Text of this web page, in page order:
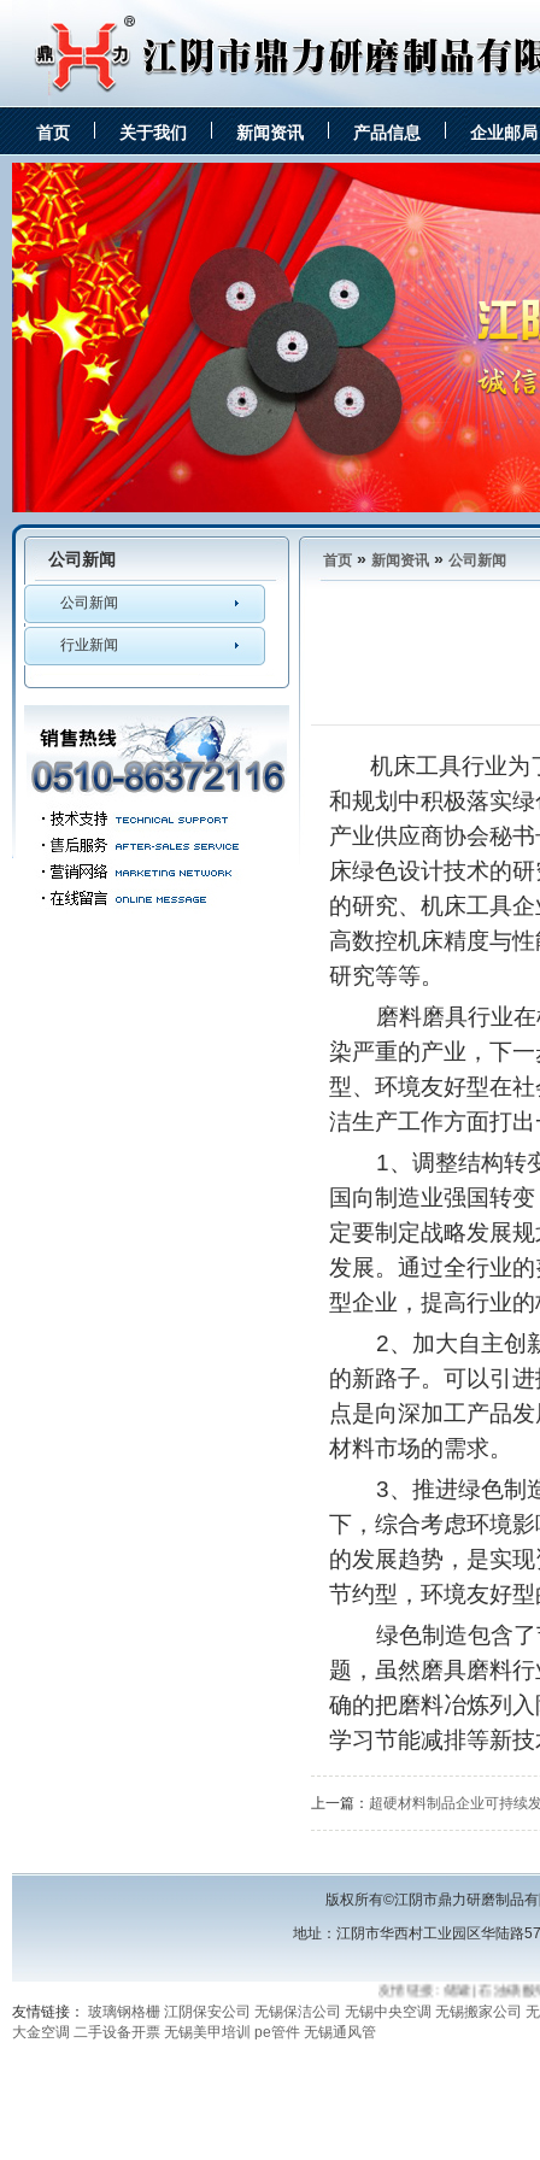
首页 关于我们 新闻资讯 产品信息 企业邮局
公司新闻
公司新闻
行业新闻
首页 » 新闻资讯 » 公司新闻
机床工具行业为
和规划中积极落实
产业供应商协会秘
床绿色设计技术的
的研究、机床工具
高数控机床精度与
研究等等。
磨料磨具行业
染严重的产业，下
型、环境友好型在
洁生产工作方面打
1、调整结构转
国向制造业强国转
定要制定战略发展
发展。通过全行业
型企业，提高行业
2、加大自主创
的新路子。可以引
点是向深加工产品
材料市场的需求。
3、推进绿色制
下，综合考虑环境
的发展趋势，是实
节约型，环境友好
绿色制造包含
题，虽然磨具磨料
确的把磨料冶炼列
学习节能减排等新
上一篇： 超硬材料制品企业可持续
版权所有©江阴市鼎力研磨制品
地址：江阴市华西村工业园区华陆路
友情链接: 储罐|石油磺酸钠
友情链接： 玻璃钢格栅 江阴保安公司 无锡保洁公司 无锡中央空调 无锡搬家公司
大金空调 二手设备开票 无锡美甲培训 pe管件 无锡通风管